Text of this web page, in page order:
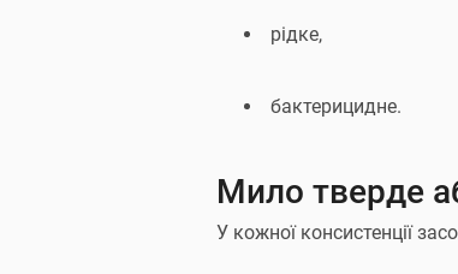
рідке,
бактерицидне.
Мило тверде
У кожної консистенції